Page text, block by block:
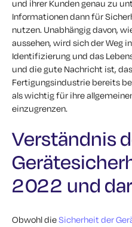
und ihrer Kunden genau zu
Informationen dann für
nutzen. Unabhängig davon,
aussehen, wird sich der Weg
Identifizierung und das
und die gute Nachricht ist,
Fertigungsindustrie bereits
als wichtig für ihre
einzugrenzen.
Verständnis
2022 und
Obwohl dieSicherheit der